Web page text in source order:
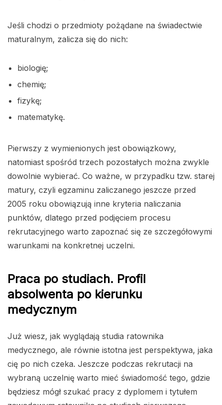
Jeśli chodzi o przedmioty pożądane na świadectwie
maturalnym, zalicza się do nich:
biologię;
chemię;
fizykę;
matematykę.
Pierwszy z wymienionych jest obowiązkowy,
natomiast spośród trzech pozostałych można zwykle
dowolnie wybierać. Co ważne, w przypadku tzw. starej
matury, czyli egzaminu zaliczanego jeszcze przed
2005 roku obowiązują inne kryteria naliczania
punktów, dlatego przed podjęciem procesu
rekrutacyjnego warto zapoznać się ze szczegółowymi
warunkami na konkretnej uczelni.
Praca po studiach. Profil
absolwenta po kierunku
medycznym
Już wiesz, jak wyglądają studia ratownika
medycznego, ale równie istotna jest perspektywa, jaka
cię po nich czeka. Jeszcze podczas rekrutacji na
wybraną uczelnię warto mieć świadomość tego, gdzie
będziesz mógł szukać pracy z dyplomem i tytułem